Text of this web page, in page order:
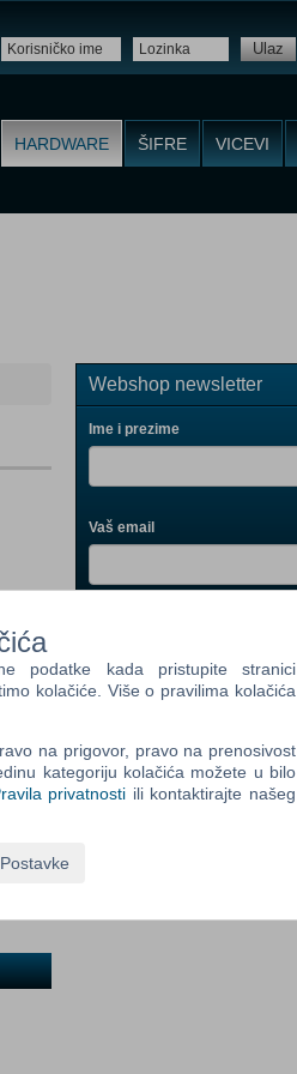
Ulaz
HARDWARE ŠIFRE VICEVI
Webshop newsletter
Ime i prezime
Vaš email
One
Newsletter
Control
podatke kada pristupite stranici
kolačiće. Više o pravilima kolačića
na prigovor, pravo na prenosivost
kategoriju kolačića možete u bilo
privatnosti ili kontaktirajte našeg
Postavke